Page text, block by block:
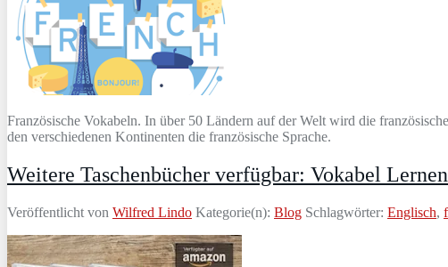
Französische Vokabeln. In über 50 Ländern auf der Welt wird die
den verschiedenen Kontinenten die französische Sprache.
Weitere Taschenbücher verfügbar: Vokabel
Veröffentlicht von Wilfred Lindo Kategorie(n): Blog Schlagwörter: Englisch,